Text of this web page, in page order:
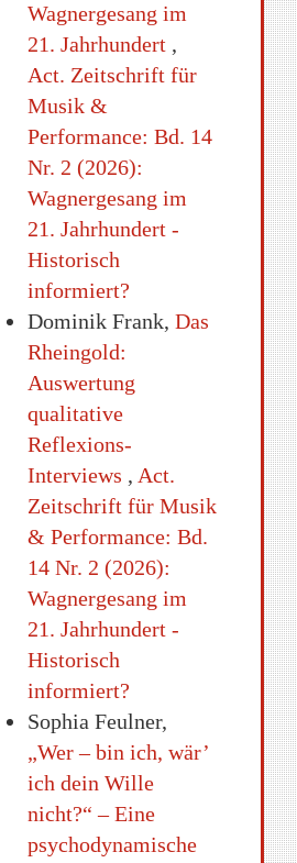
Wagnergesang im
21. Jahrhundert ,
Act. Zeitschrift für
Musik &
Performance: Bd. 14
Nr. 2 (2026):
Wagnergesang im
21. Jahrhundert -
Historisch
informiert?
Dominik Frank, Das
Rheingold:
Auswertung
qualitative
Reflexions-
Interviews , Act.
Zeitschrift für Musik
& Performance: Bd.
14 Nr. 2 (2026):
Wagnergesang im
21. Jahrhundert -
Historisch
informiert?
Sophia Feulner,
„Wer – bin ich, wär’
ich dein Wille
nicht?“ – Eine
psychodynamische